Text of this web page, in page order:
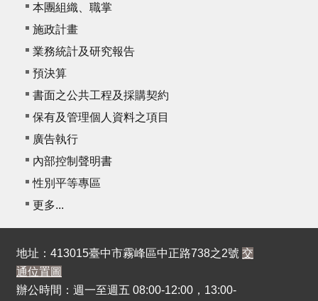
本團組織、職掌
施政計畫
業務統計及研究報告
預決算
書面之公共工程及採購契約
保有及管理個人資料之項目
廣告執行
內部控制聲明書
性別平等專區
更多...
地址：413015臺中市霧峰區中正路738之2號 交
通位置圖
辦公時間：週一至週五 08:00-12:00，13:00-